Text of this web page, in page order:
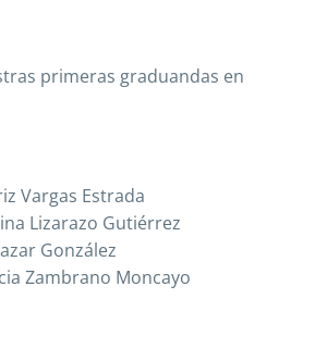
primeras graduandas en
Vargas Estrada
Lizarazo Gutiérrez
González
Zambrano Moncayo